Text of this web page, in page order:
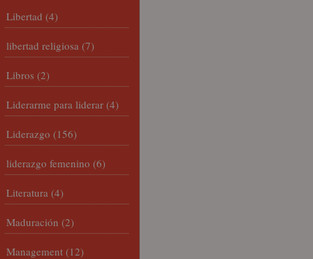
Libertad (4)
libertad religiosa (7)
Libros (2)
Liderarme para liderar (4)
Liderazgo (156)
liderazgo femenino (6)
Literatura (4)
Maduración (2)
Management (12)